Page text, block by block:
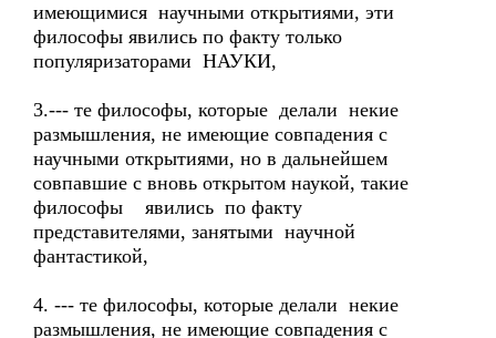
имеющимися научными открытиями, эти
философы явились по факту только
популяризаторами НАУКИ,
3.--- те философы, которые делали некие
размышления, не имеющие совпадения с
научными открытиями, но в дальнейшем
совпавшие с вновь открытом наукой, такие
философы явились по факту
представителями, занятыми научной
фантастикой,
4. --- те философы, которые делали некие
размышления, не имеющие совпадения с